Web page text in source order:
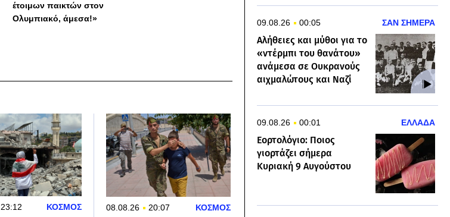
έτοιμων παικτών στον
Ολυμπιακό, άμεσα!»
23:12 ΚΟΣΜΟΣ 08.08.26 20:07 ΚΟΣΜΟΣ
09.08.26 00:05 ΣΑΝ ΣΗΜΕΡΑ
Αλήθειες και μύθοι για το
«ντέρμπι του θανάτου»
ανάμεσα σε Ουκρανούς
αιχμαλώτους και Ναζί
09.08.26 00:01 ΕΛΛΑΔΑ
Εορτολόγιο: Ποιος
γιορτάζει σήμερα
Κυριακή 9 Αυγούστου